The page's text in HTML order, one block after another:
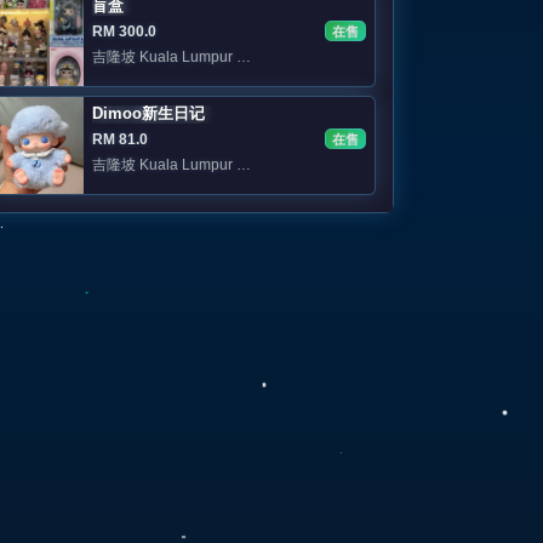
盲盒
RM 300.0
在售
吉隆坡 Kuala Lumpur 📍KL 可面交
Dimoo新生日记
RM 81.0
在售
吉隆坡 Kuala Lumpur 私聊